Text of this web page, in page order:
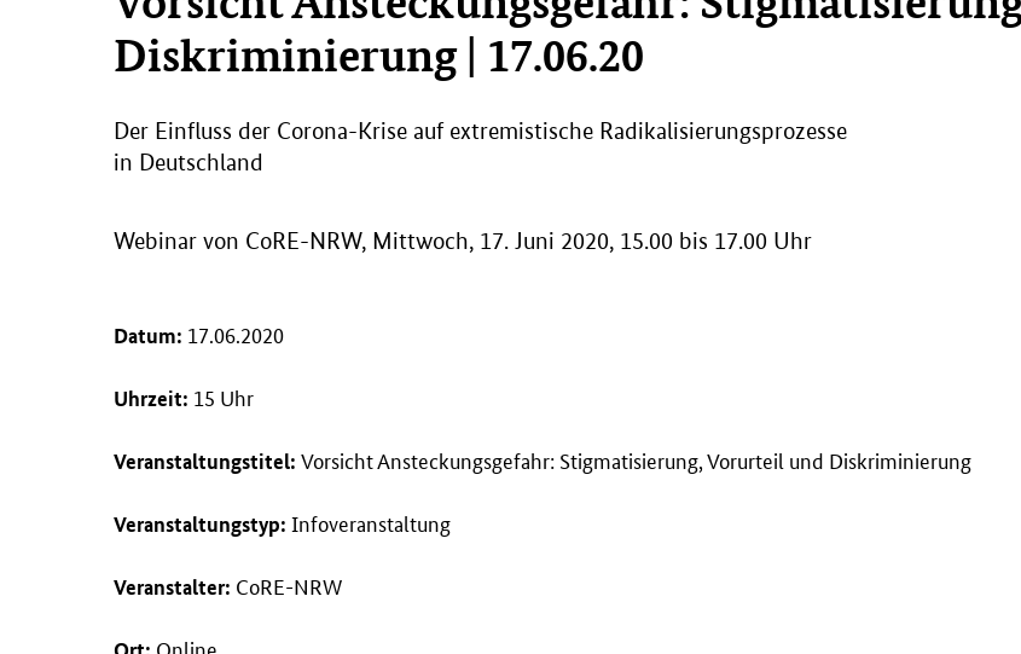
Diskriminierung | 17.06.20
Der Einfluss der Corona-Krise auf extremistische Radikalisierungsprozesse
in Deutschland
Webinar von CoRE-NRW, Mittwoch, 17. Juni 2020, 15.00 bis 17.00 Uhr
Datum: 17.06.2020
Uhrzeit: 15 Uhr
Veranstaltungstitel: Vorsicht Ansteckungsgefahr: Stigmatisierung, Vorurteil und Diskriminierung
Veranstaltungstyp: Infoveranstaltung
Veranstalter: CoRE-NRW
Online